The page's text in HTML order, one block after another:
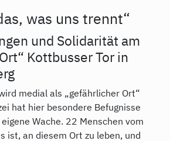
was uns trennt“
und Solidarität am
Kottbusser Tor in
medial als „gefährlicher Ort“
hat hier besondere Befugnisse
Wache. 22 Menschen vom
ist, an diesem Ort zu leben, und